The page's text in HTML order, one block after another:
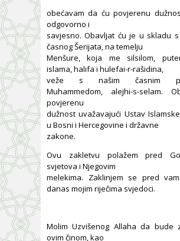
obećavam da ću povjerenu
odgovorno i
savjesno. Obavljat ću je u skladu
časnog Šerijata, na temelju
Menšure, koja me silsilom,
islama, halifa i hulefai-r-rašidina,
veže s našim časnim
Muhammedom, alejhi-s-selam.
povjerenu
dužnost uvažavajući Ustav
u Bosni i Hercegovine i državne
zakone.
Ovu zakletvu polažem pred
svjetova i Njegovim
melekima. Zaklinjem se pred
danas mojim riječima svjedoci.
Molim Uzvišenog Allaha da bude
ovim činom, kao